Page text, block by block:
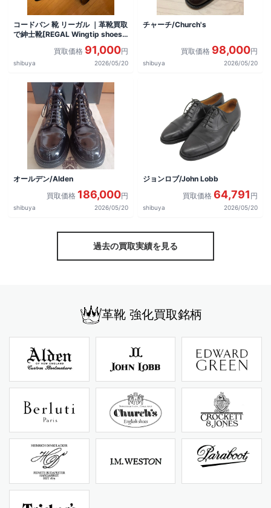
コードバン 靴 リーガル ｜革靴買取
で紳士靴[REGAL Wingtip shoes]
買取価格 91,000円
shibuya 2026/05/20
チャーチ/Church's
買取価格 98,000円
shibuya 2026/05/20
オールデン/Alden
買取価格 186,000円
shibuya 2026/05/20
ジョンロブ/John Lobb
買取価格 64,791 円
shibuya 2026/05/20
過去の買取実績を見る
革靴 強化買取銘柄